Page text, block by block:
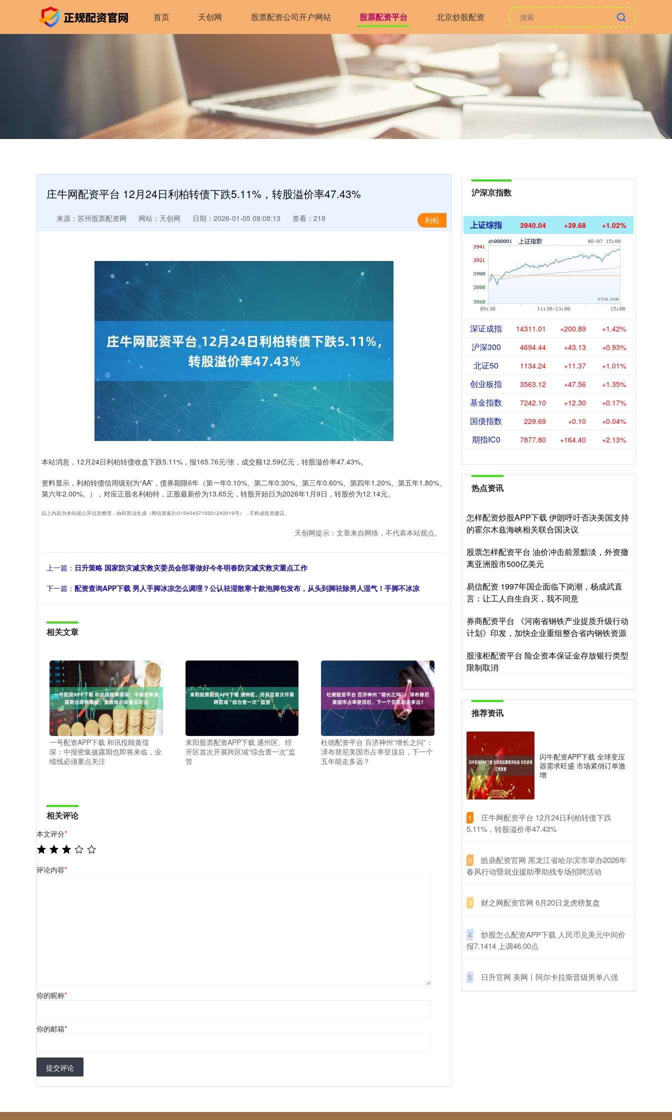
首页 天创网 股票配资公司开户网站 股票配资平台 北京炒股配资
庄牛网配资平台 12月24日利柏转债下跌5.11%，转股溢价率47.43%
利柏
来源：苏州股票配资网 网站：天创网 日期：2026-01-05 08:08:13 查看：218
本站消息，12月24日利柏转债收盘下跌5.11%，报165.76元/张，成交额12.59亿元，转股溢价率47.43%。
资料显示，利柏转债信用级别为“AA”，债券期限6年（第一年0.10%、第二年0.30%、第三年0.60%、第四年1.20%、第五年1.80%、
第六年2.00%。），对应正股名利柏特，正股最新价为13.65元，转股开始日为2026年1月9日，转股价为12.14元。
以上内容为本站据公开信息整理，由AI算法生成（网信算备310104345710301240019号），不构成投资建议。
天创网提示：文章来自网络，不代表本站观点。
上一篇： 日升策略 国家防灾减灾救灾委员会部署做好今冬明春防灾减灾救灾重点工作
下一篇： 配资查询APP下载 男人手脚冰凉怎么调理？公认祛湿散寒十款泡脚包发布，从头到脚祛除男人湿气！手脚不冰凉
相关文章
一号配资APP下载 和讯投顾黄儒
琛：中报密集披露期也即将来临，业
绩线必须重点关注
耒阳股票配资APP下载 通州区、经
开区首次开展跨区域“综合查一次”监
管
杜德配资平台 百济神州“增长之问”：
泽布替尼美国市占率登顶后，下一个
五年能走多远？
相关评论
本文评分*
评论内容*
你的昵称*
你的邮箱*
提交评论
沪深京指数
上证综指 3940.04 +39.68 +1.02%
深证成指 14311.01 +200.89 +1.42%
沪深300 4694.44 +43.13 +0.93%
北证50 1134.24 +11.37 +1.01%
创业板指 3563.12 +47.56 +1.35%
基金指数 7242.10 +12.30 +0.17%
国债指数 229.69 +0.10 +0.04%
期指IC0 7877.80 +164.40 +2.13%
热点资讯
怎样配资炒股APP下载 伊朗呼吁否决美国支持
的霍尔木兹海峡相关联合国决议
股票怎样配资平台 油价冲击前景黯淡，外资撤
离亚洲股市500亿美元
易信配资 1997年国企面临下岗潮，杨成武直
言：让工人自生自灭，我不同意
券商配资平台 《河南省钢铁产业提质升级行动
计划》印发，加快企业重组整合省内钢铁资源
股涨柜配资平台 险企资本保证金存放银行类型
限制取消
推荐资讯
闪牛配资APP下载 全球变压
器需求旺盛 市场紧俏订单激
增
1
​庄牛网配资平台 12月24日利柏转债下跌
5.11%，转股溢价率47.43%
2
​皓鼎配资官网 黑龙江省哈尔滨市举办2026年
春风行动暨就业援助季助残专场招聘活动
3 ​财之网配资官网 6月20日龙虎榜复盘
4
​炒股怎么配资APP下载 人民币兑美元中间价
报7.1414 上调46.00点
5 ​日升官网 美网丨阿尔卡拉斯晋级男单八强